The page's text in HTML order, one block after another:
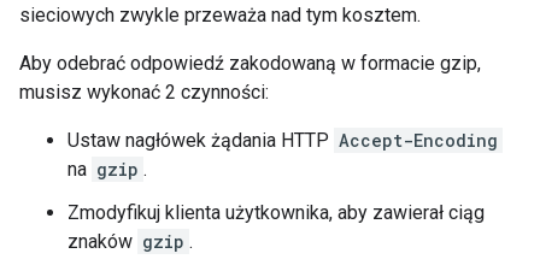
sieciowych zwykle przeważa nad tym kosztem.
Aby odebrać odpowiedź zakodowaną w formacie gzip,
musisz wykonać 2 czynności:
Ustaw nagłówek żądania HTTP Accept-Encoding
na gzip .
Zmodyfikuj klienta użytkownika, aby zawierał ciąg
znaków gzip .